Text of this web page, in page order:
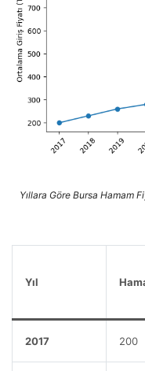
Yıllara Göre Bursa Hamam
Yıl
2017 200